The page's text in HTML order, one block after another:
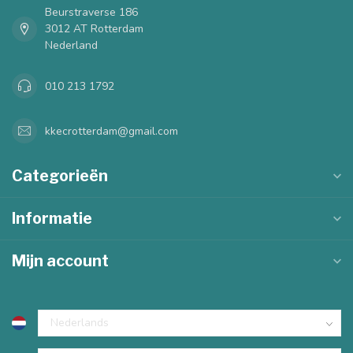
Beurstraverse 186
3012 AT Rotterdam
Nederland
010 213 1792
kkecrotterdam@gmail.com
Categorieën
Informatie
Mijn account